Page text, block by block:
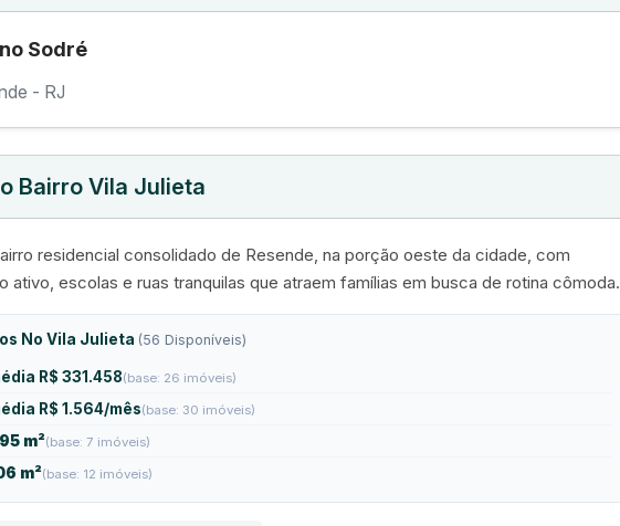
Sodré
- RJ
Bairro Vila Julieta
residencial consolidado de Resende, na porção oeste da cidade, com
ativo, escolas e ruas tranquilas que atraem famílias em busca de rotina cômoda.
No Vila Julieta (56 Disponíveis)
R$ 331.458(base: 26 imóveis)
R$ 1.564/mês(base: 30 imóveis)
95 m²(base: 7 imóveis)
m²(base: 12 imóveis)